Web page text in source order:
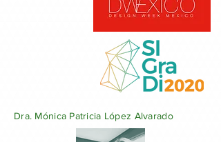
Dra. Mónica Patricia López Alvarado